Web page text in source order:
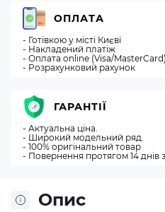
Опис
ОПЛАТА
- Готівкою у місті Києві
- Накладений платіж
- Оплата online (Visa/MasterCard)
- Розрахунковий рахунок
ГАРАНТІЇ
- Актуальна ціна.
- Широкий модельний ряд.
- 100% оригінальний товар
- Повернення протягом 14 днів